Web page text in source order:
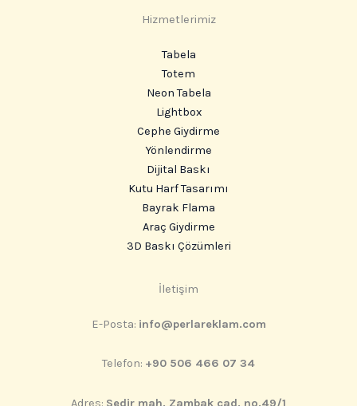
Hizmetlerimiz
Tabela
Totem
Neon Tabela
Lightbox
Cephe Giydirme
Yönlendirme
Dijital Baskı
Kutu Harf Tasarımı
Bayrak Flama
Araç Giydirme
3D Baskı Çözümleri
İletişim
E-Posta: info@perlareklam.com
Telefon: +90 506 466 07 34
Adres: Sedir mah. Zambak cad. no.49/1